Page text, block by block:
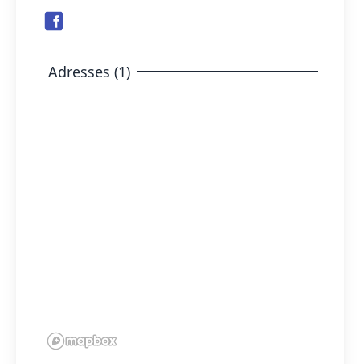
Adresses (1)